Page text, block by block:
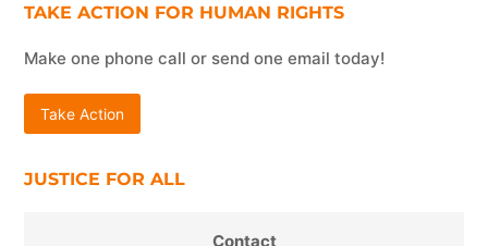
TAKE ACTION FOR HUMAN RIGHTS
Make one phone call or send one email today!
Take Action
JUSTICE FOR ALL
Contact